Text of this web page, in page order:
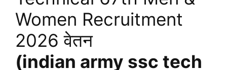
Women Recruitment
2026 वेतन
(indian army ssc tech